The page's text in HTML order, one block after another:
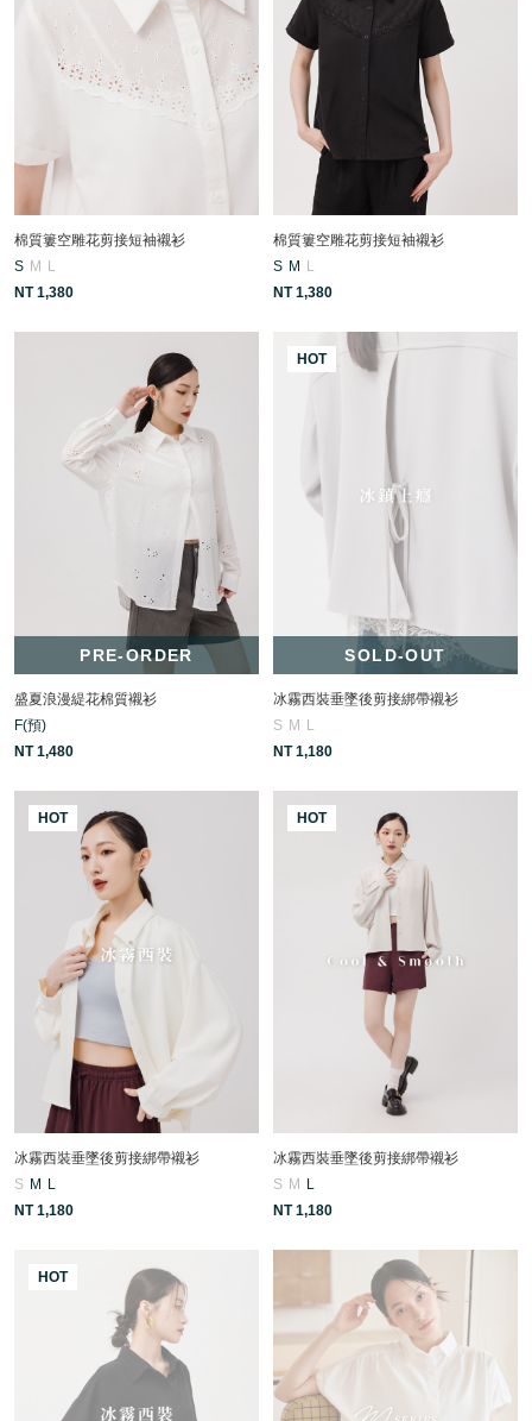
棉質簍空雕花剪接短袖襯衫
S M L
NT 1,380
棉質簍空雕花剪接短袖襯衫
S M L
NT 1,380
PRE-ORDER
盛夏浪漫緹花棉質襯衫
F(預)
NT 1,480
SOLD-OUT
HOT
冰霧西裝垂墜後剪接綁帶襯衫
S M
L
NT 1,180
HOT
冰霧西裝垂墜後剪接綁帶襯衫
S M
L
NT 1,180
HOT
冰霧西裝垂墜後剪接綁帶襯衫
S M
L
NT 1,180
HOT